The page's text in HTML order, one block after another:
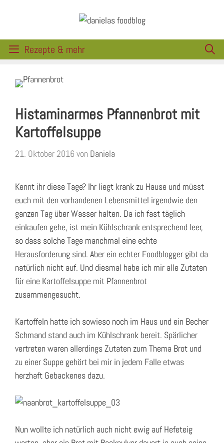
Rezepte & mehr
Histaminarmes Pfannenbrot mit
Kartoffelsuppe
21. Oktober 2016 von Daniela
Kennt ihr diese Tage? Ihr liegt krank zu Hause und müsst
euch mit den vorhandenen Lebensmittel irgendwie den
ganzen Tag über Wasser halten. Da ich fast täglich
einkaufen gehe, ist mein Kühlschrank entsprechend leer,
so dass solche Tage manchmal eine echte
Herausforderung sind. Aber ein echter Foodblogger gibt da
natürlich nicht auf. Und diesmal habe ich mir alle Zutaten
für eine Kartoffelsuppe mit Pfannenbrot
zusammengesucht.
Kartoffeln hatte ich sowieso noch im Haus und ein Becher
Schmand stand auch im Kühlschrank bereit. Spärlicher
vertreten waren allerdings Zutaten zum Thema Brot und
zu einer Suppe gehört bei mir in jedem Falle etwas
herzhaft Gebackenes dazu.
Nun wollte ich natürlich auch nicht ewig auf Hefeteig